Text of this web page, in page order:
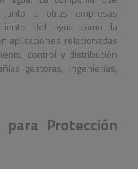
junto a otras empresas
del agua como la
aplicaciones relacionadas
control y distribución
gestoras, ingenierías,
para Protección